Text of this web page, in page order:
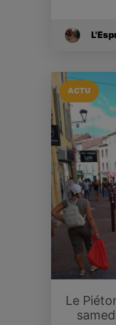
ACTU
Le